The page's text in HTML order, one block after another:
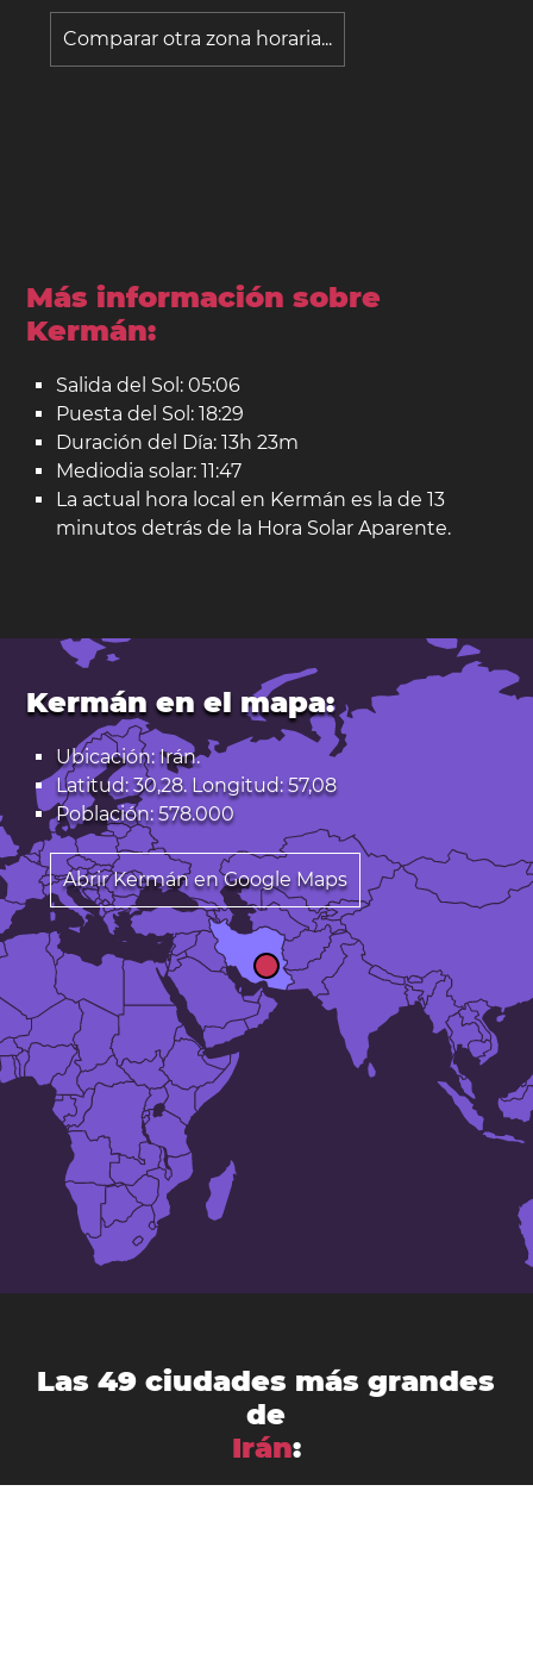
Comparar otra zona horaria...
Más información sobre
Kermán:
Salida del Sol: 05:06
Puesta del Sol: 18:29
Duración del Día: 13h 23m
Mediodia solar: 11:47
La actual hora local en Kermán es la de 13
minutos detrás de la Hora Solar Aparente.
Kermán en el mapa:
Ubicación: Irán.
Latitud: 30,28. Longitud: 57,08
Población: 578.000
Abrir Kermán en Google Maps
Las 49 ciudades más grandes
de
Irán: